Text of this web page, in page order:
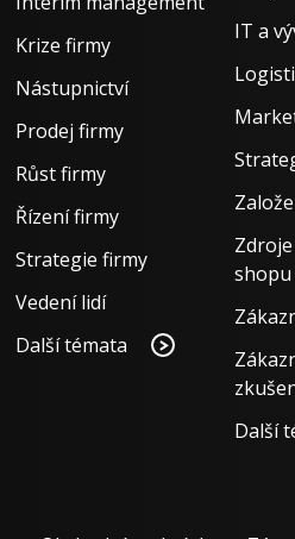
Krize firmy
Nástupnictví
Prodej firmy
Růst firmy
Řízení firmy
Strategie firmy
Vedení lidí
Další témata
IT a
shopu
Další